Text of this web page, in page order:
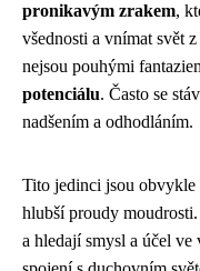
pronikavým zrakem,
všednosti a vnímat svět
nejsou pouhými
potenciálu. Často se
nadšením a odhodláním.
Tito jedinci jsou
hlubší proudy
a hledají smysl a účel